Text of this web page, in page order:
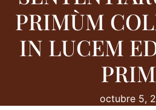
PRIMÙM
IN LUCEM
octubre 5,